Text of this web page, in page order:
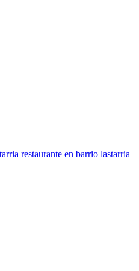
restaurante en barrio lastarria